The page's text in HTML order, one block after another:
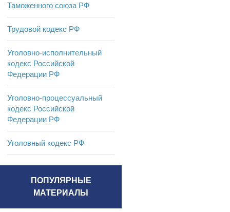
Таможенного союза РФ
Трудовой кодекс РФ
Уголовно-исполнительный
кодекс Российской
Федерации РФ
Уголовно-процессуальный
кодекс Российской
Федерации РФ
Уголовный кодекс РФ
ПОПУЛЯРНЫЕ
МАТЕРИАЛЫ